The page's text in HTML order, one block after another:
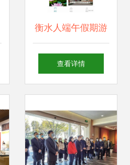
衡水人端午假期游
玩，这款小程序必
查看详情